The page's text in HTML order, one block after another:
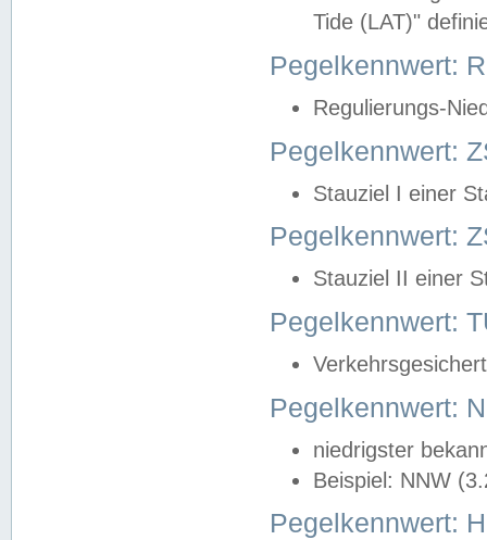
Tide (LAT)"
Pegelkennwert:
Regulierungs-
Pegelkennwert:
Stauziel I einer
Pegelkennwert:
Stauziel II einer
Pegelkennwert:
Pegelkennwert:
niedrigster
Beispiel: NNW
Pegelkennwert: